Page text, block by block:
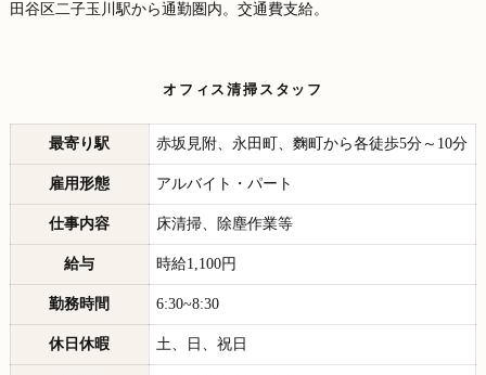
田谷区二子玉川駅から通勤圏内。交通費支給。
オフィス清掃スタッフ
最寄り駅 赤坂見附、永田町、麴町から各徒歩5分～10分
雇用形態 アルバイト・パート
仕事内容 床清掃、除塵作業等
給与 時給1,100円
勤務時間 6:30~8:30
休日休暇 土、日、祝日